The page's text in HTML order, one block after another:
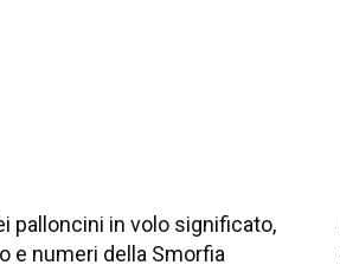
palloncini in volo significato,
e numeri della Smorfia